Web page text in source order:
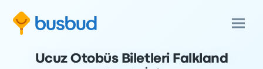
Ucuz Otobüs Biletleri Falkland